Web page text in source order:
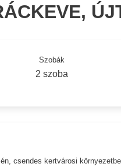
Szobák
2 szoba
csendes kertvárosi